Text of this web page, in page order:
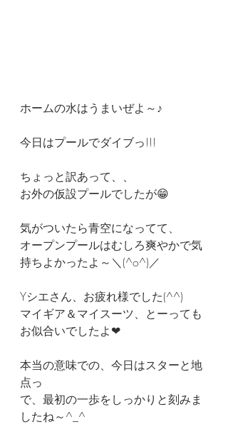
ホームの水はうまいぜよ～♪
今日はプールでダイブっ!!!
ちょっと訳あって、、
お外の仮設プールでしたが😁
気がついたら青空になってて、
オープンプールはむしろ爽やかで気
持ちよかったよ～＼(^o^)／
Yシエさん、お疲れ様でした(^^)
マイギア＆マイスーツ、とーっても
お似合いでしたよ❤
本当の意味での、今日はスターと地
点っ
で、最初の一歩をしっかりと刻みま
したね～^_^